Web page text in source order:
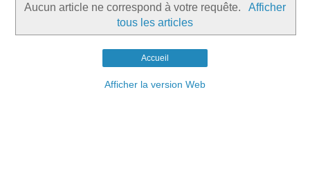
Aucun article ne correspond à votre requête.
Afficher
tous les articles
Accueil
Afficher la version Web